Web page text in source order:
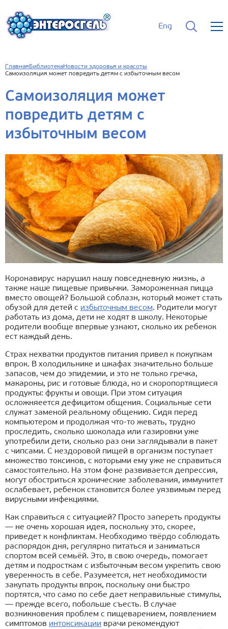
Eng
Главная БиблиотекаНовости здоровья и красоты
Самоизоляция может повредить детям с избыточным весом
Самоизоляция может
повредить детям с
избыточным весом
Коронавирус нарушил нашу повседневную жизнь, а
также наше пищевые привычки. Замороженная пицца
вместо овощей? Большой соблазн, который может стать
обузой для детей с избыточным весом. Родители могут
работать из дома, дети не ходят в школу. Некоторые
родители вообще впервые узнают, сколько их ребенок
ест каждый день.
Страх нехватки продуктов питания привел к покупкам
впрок. В холодильнике и шкафах значительно больше
запасов, чем до эпидемии, и это не только гречка,
макароны, рис и готовые блюда, но и скоропортящиеся
продукты: фрукты и овощи. При этом ситуация
осложняеется дефицитом общения. Социальные сети
служат заменой реальному общению. Сидя перед
компьютером и продолжая что-то жевать, трудно
проследить, сколько шоколада или газировки уже
употребили дети, сколько раз они заглядывали в пакет
с чипсами. С нездоровой пищей в организм поступает
множество токсинов, с которыми ему уже не справиться
самостоятельно. На этом фоне развивается депрессия,
могут обостриться хронические заболевания, иммунитет
ослабевает, ребенок становится более уязвимым перед
вирусными инфекциями.
Как справиться с ситуацией? Просто запереть продукты
— не очень хорошая идея, поскольку это, скорее,
приведет к конфликтам. Необходимо твёрдо соблюдать
распорядок дня, регулярно питаться и заниматься
спортом всей семьёй. Это, в свою очередь, помогает
детям и подросткам с избыточным весом укрепить свою
уверенность в себе. Разумеется, нет необходимости
закупать продукты впрок, поскольку они быстро
портятся, что само по себе дает неправильные стимулы,
— прежде всего, побольше съесть. В случае
возникновения проблем с пищеварением, появлением
симптомов интоксикации врачи рекомендуют